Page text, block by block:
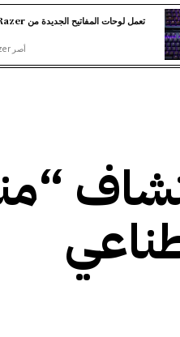
أصر Razer على أن مفاتيح لوحة المفاتيح...